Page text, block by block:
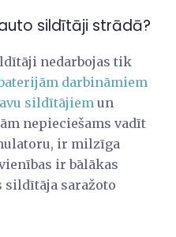
sildītāji strādā?
nedarbojas tik
darbināmiem
sildītājiem un
nepieciešams vadīt
ir milzīga
ir bālākas
sildītāja saražoto